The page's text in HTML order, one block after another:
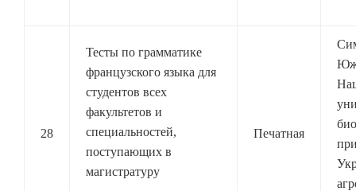
28
Тесты по грамматике
французского языка для
студентов всех
факультетов и
специальностей,
поступающих в
магистратуру
Печатная